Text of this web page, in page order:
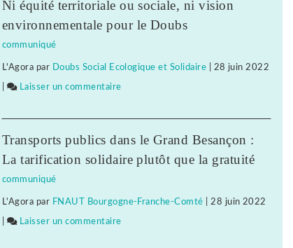
au
à
l’extrême-
:
des
d’éducation
au
front
Ni équité territoriale ou sociale, ni vision
environnementale pour le Doubs
communiqué
L'Agora par Doubs Social Ecologique et Solidaire 28 juin 2022
Laisser un commentaire
à
l’extrême-
:
Transports publics dans le Grand Besançon :
La tarification solidaire plutôt que la gratuité
communiqué
L'Agora par FNAUT Bourgogne-Franche-Comté 28 juin 2022
Laisser un commentaire